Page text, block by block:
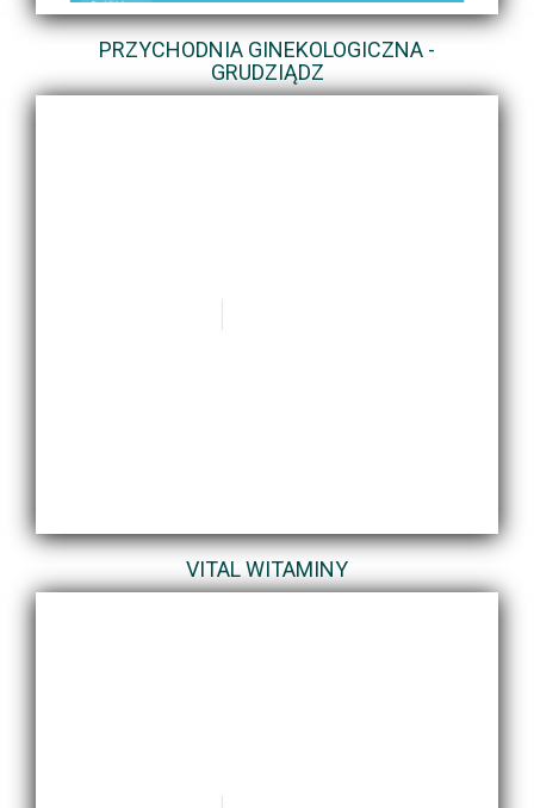
PRZYCHODNIA GINEKOLOGICZNA -
GRUDZIĄDZ
VITAL WITAMINY